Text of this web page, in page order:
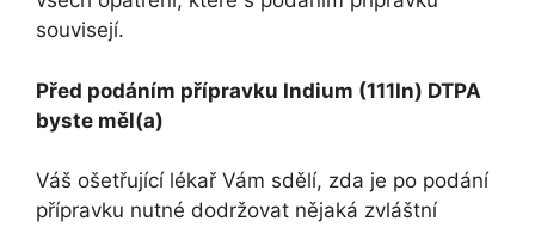
souvisejí.
Před podáním přípravku Indium (111In) DTPA
byste měl(a)
Váš ošetřující lékař Vám sdělí, zda je po podání
přípravku nutné dodržovat nějaká zvláštní